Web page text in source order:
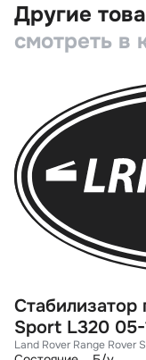
Другие
смотреть в
Стабилизатор
Sport L320 05-
Land Rover Range Rover